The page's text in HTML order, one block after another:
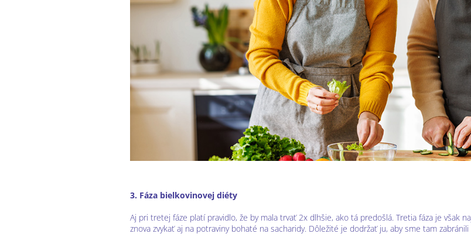
3. Fáza bielkovinovej diéty
Aj pri tretej fáze platí pravidlo, že by mala trvať 2x dlhšie, ako tá predošlá. Tretia fáza je však
znova zvykať aj na potraviny bohaté na sacharidy. Dôležité je dodržať ju, aby sme tam